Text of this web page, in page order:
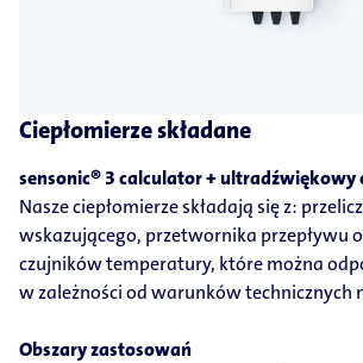
Ciepłomierze składane
sensonic® 3 calculator + ultradźwiękowy
Nasze ciepłomierze składają się z:
wskazującego, przetwornika przepływu
czujników temperatury, które można
w zależności od warunków technicznych
Obszary zastosowań